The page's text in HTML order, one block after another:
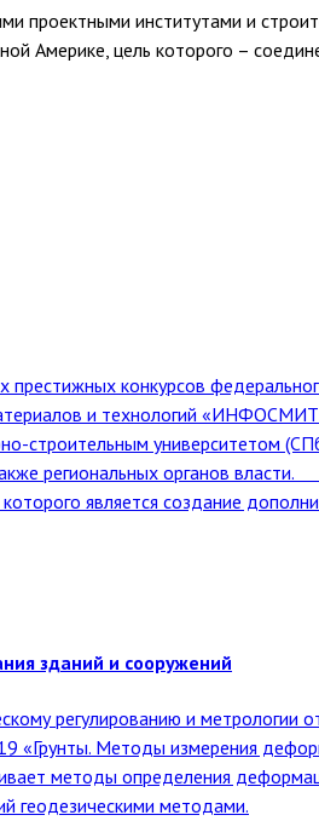
институтами и
Америке, цель которого –
конкурсов
и технологий
строительным университетом
региональных органов
является создание
зданий и сооружений
регулированию и метрологии
«Грунты. Методы измерения
методы определения
геодезическими методами.